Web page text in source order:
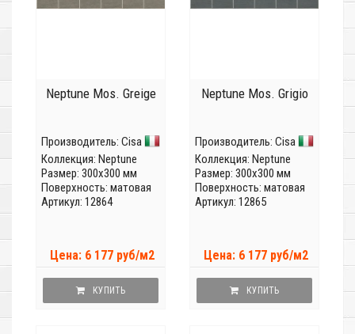
Neptune Mos. Greige
Производитель: Cisa
Коллекция: Neptune
Размер: 300x300 мм
Поверхность: матовая
Артикул: 12864
Цена: 6 177 руб/м2
КУПИТЬ
Neptune Mos. Grigio
Производитель: Cisa
Коллекция: Neptune
Размер: 300x300 мм
Поверхность: матовая
Артикул: 12865
Цена: 6 177 руб/м2
КУПИТЬ